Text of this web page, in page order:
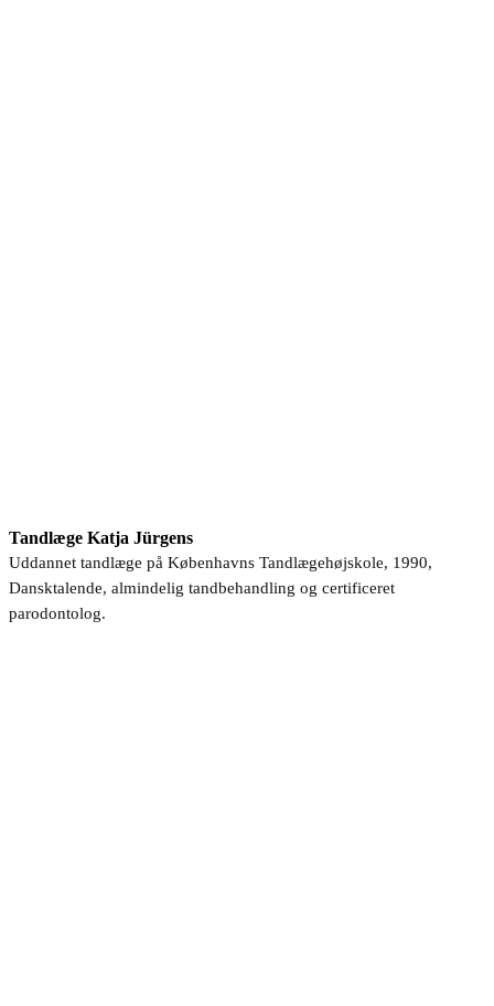
Tandlæge Katja Jürgens
Uddannet tandlæge på Københavns Tandlægehøjskole, 1990,
Dansktalende, almindelig tandbehandling og certificeret
parodontolog.